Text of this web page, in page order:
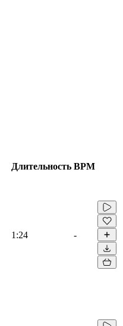
Длительность BPM
1:24 -